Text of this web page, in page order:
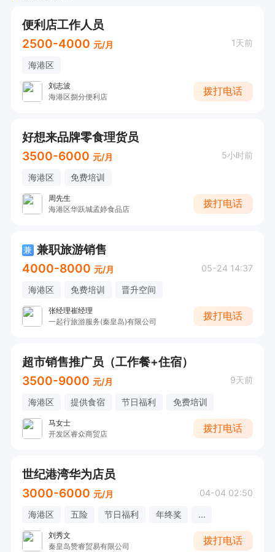
便利店工作人员
2500-4000 元/月 1天前
海港区
刘志波
海港区捌分便利店
拨打电话
好想来品牌零食理货员
3500-6000 元/月 5小时前
海港区 免费培训
周先生
海港区华跃城孟婷食品店
拨打电话
兼 兼职旅游销售
4000-8000 元/月 05-24 14:37
海港区 免费培训 晋升空间
张经理崔经理
一起行旅游服务(秦皇岛)有限公司
拨打电话
超市销售推广员（工作餐+住宿）
3500-9000 元/月 9天前
海港区 提供食宿 节日福利 免费培训
马女士
开发区睿众商贸店
拨打电话
世纪港湾华为店员
3000-6000 元/月 04-04 02:50
海港区 五险 节日福利 年终奖 ...
刘秀文
秦皇岛赞睿贸易有限公司
拨打电话